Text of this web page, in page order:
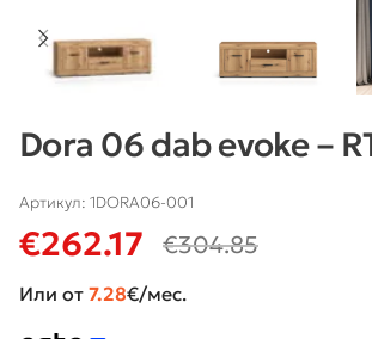
Dora 06 dab evoke –
Артикул: 1DORA06-001
€262.17 €304.85
Или от 7.28€/мес.